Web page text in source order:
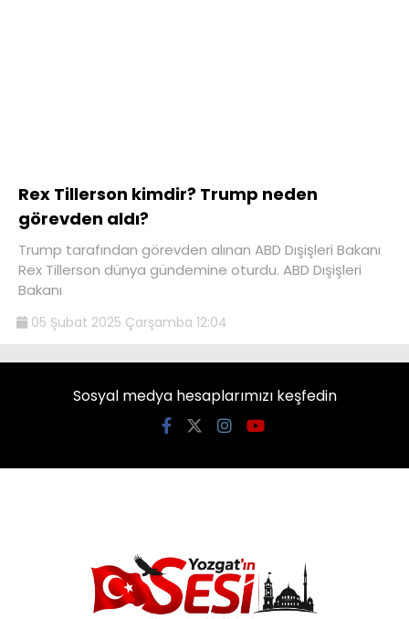
Rex Tillerson kimdir? Trump neden
görevden aldı?
Trump tarafından görevden alınan ABD Dışişleri Bakanı
Rex Tillerson dünya gündemine oturdu. ABD Dışişleri
Bakanı
05 Şubat 2025 Çarşamba 12:04
Sosyal medya hesaplarımızı keşfedin